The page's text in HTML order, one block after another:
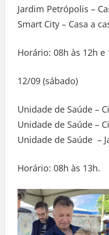
Jardim Petrópolis –
Smart City – Casa a
Horário: 08h às 12h e
12/09 (sábado)
Unidade de Saúde –
Unidade de Saúde –
Unidade de Saúde –
Horário: 08h às 13h.